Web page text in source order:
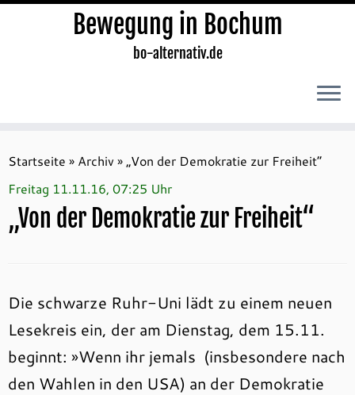
Inhalt
springen
Bewegung in Bochum
bo-alternativ.de
Startseite » Archiv » „Von der Demokratie zur Freiheit“
Freitag 11.11.16, 07:25 Uhr
„Von der Demokratie zur Freiheit“
Die schwarze Ruhr-Uni lädt zu einem neuen
Lesekreis ein, der am Dienstag, dem 15.11.
beginnt: »Wenn ihr jemals (insbesondere nach
den Wahlen in den USA) an der Demokratie